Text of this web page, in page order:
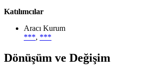
Katılımcılar
Aracı Kurum
***, ***
Dönüşüm ve Değişim